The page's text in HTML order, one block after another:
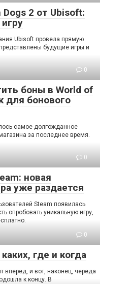
Dogs 2 от Ubisoft:
Ubisoft провела прямую
будущие игры и
0
боны в World of
для бонового
самое долгожданное
за последнее время.
0
новая
уже раздается
Steam появилась
опробовать уникальную игру,
0
где и когда
вперед, и вот, наконец, череда
к концу. В